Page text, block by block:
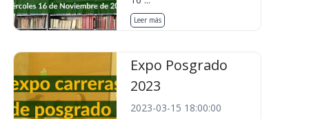
Leer más
Expo Posgrado
2023
2023-03-15 18:00:00